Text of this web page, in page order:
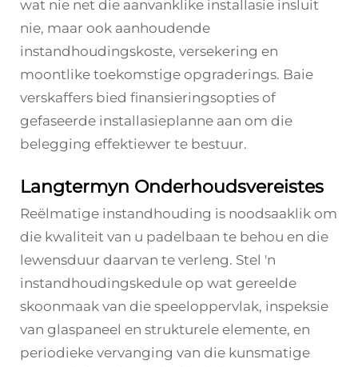
wat nie net die aanvanklike installasie insluit
nie, maar ook aanhoudende
instandhoudingskoste, versekering en
moontlike toekomstige opgraderings. Baie
verskaffers bied finansieringsopties of
gefaseerde installasieplanne aan om die
belegging effektiewer te bestuur.
Langtermyn Onderhoudsvereistes
Reëlmatige instandhouding is noodsaaklik om
die kwaliteit van u padelbaan te behou en die
lewensduur daarvan te verleng. Stel 'n
instandhoudingskedule op wat gereelde
skoonmaak van die speeloppervlak, inspeksie
van glaspaneel en strukturele elemente, en
periodieke vervanging van die kunsmatige